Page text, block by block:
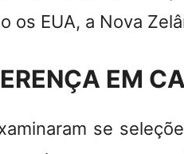
os EUA, a Nova
EM
se